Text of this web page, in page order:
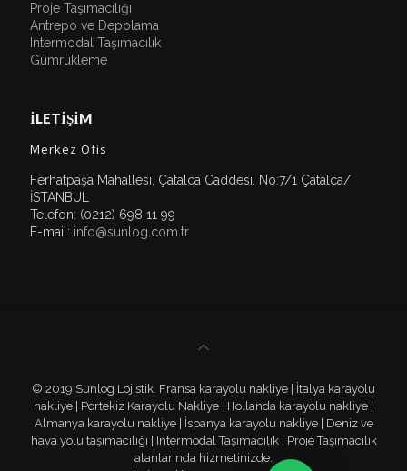
Proje Taşımacılığı
Antrepo ve Depolama
Intermodal Taşımacılık
Gümrükleme
İLETİŞİM
Merkez Ofis
Ferhatpaşa Mahallesi, Çatalca Caddesi. No:7/1 Çatalca/
İSTANBUL
Telefon: (0212) 698 11 99
E-mail: info@sunlog.com.tr
© 2019 Sunlog Lojistik. Fransa karayolu nakliye | İtalya karayolu
nakliye | Portekiz Karayolu Nakliye | Hollanda karayolu nakliye |
Almanya karayolu nakliye | İspanya karayolu nakliye | Deniz ve
hava yolu taşımacılığı | Intermodal Taşımacılık | Proje Taşımacılık
alanlarında hizmetinizde.